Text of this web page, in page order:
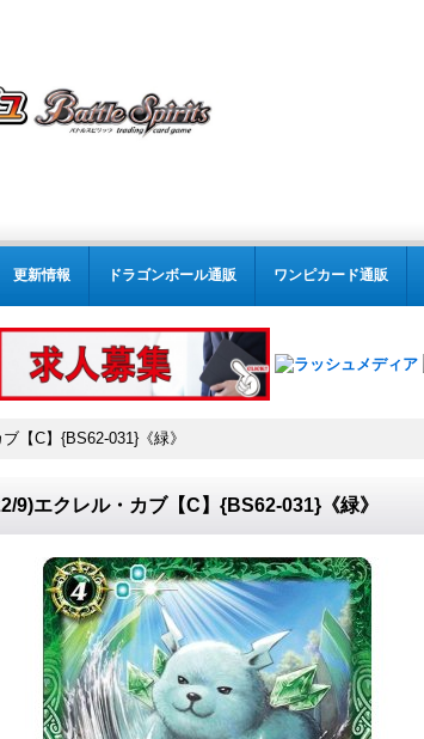
更新情報 ドラゴンボール通販 ワンピカード通販
【C】{BS62-031}《緑》
9)エクレル・カブ【C】{BS62-031}《緑》